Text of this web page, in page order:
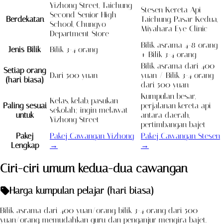
Berdekatan
Yizhong Street, Taichung
Second Senior High
School, Chungyo
Department Store
Stesen Kereta Api
Taichung, Pasar Kedua,
Miyahara Eye Clinic
Jenis Bilik Bilik 3-4 orang
Bilik asrama 4-8 orang
+ Bilik 3-4 orang
Setiap orang
(hari biasa)
Dari 500 yuan
Bilik asrama dari 400
yuan / Bilik 3-4 orang
dari 500 yuan
Paling sesuai
untuk
Kelas, kelab, pasukan
sekolah; ingin melawat
Yizhong Street
Kumpulan besar,
perjalanan kereta api
antara daerah,
pertimbangan bajet
Pakej
Lengkap
Pakej Cawangan Yizhong
→
Pakej Cawangan Stesen
→
Ciri-ciri umum kedua-dua cawangan
Harga kumpulan pelajar (hari biasa)
Bilik asrama dari 400 yuan/orang, bilik 3-4 orang dari 500
yuan/orang, memudahkan guru dan penganjur mengira bajet.